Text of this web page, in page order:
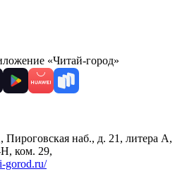
«Читай-город»
, Пироговская наб., д. 21, литера А,
ком. 29,
gorod.ru/